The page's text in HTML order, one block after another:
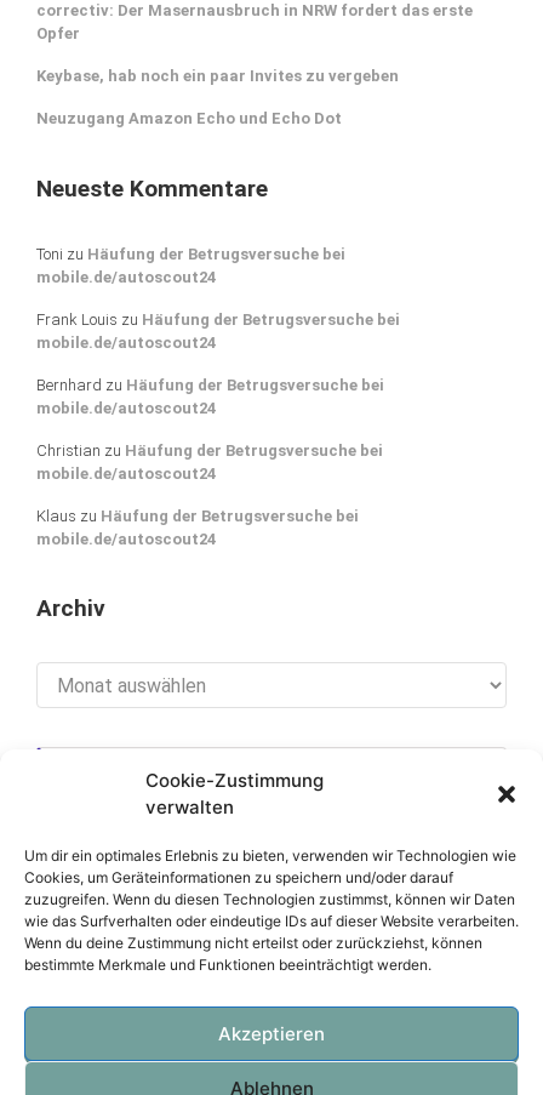
Cookie-Zustimmung
verwalten
Um dir ein optimales Erlebnis zu bieten, verwenden wir Technologien wie
Cookies, um Geräteinformationen zu speichern und/oder darauf
zuzugreifen. Wenn du diesen Technologien zustimmst, können wir Daten
wie das Surfverhalten oder eindeutige IDs auf dieser Website verarbeiten.
Wenn du deine Zustimmung nicht erteilst oder zurückziehst, können
bestimmte Merkmale und Funktionen beeinträchtigt werden.
Akzeptieren
Ablehnen
correctiv: Der Masernausbruch in NRW fordert das erste
Opfer
Keybase, hab noch ein paar Invites zu vergeben
Neuzugang Amazon Echo und Echo Dot
Neueste Kommentare
Toni zu Häufung der Betrugsversuche bei
mobile.de/autoscout24
Frank Louis zu Häufung der Betrugsversuche bei
mobile.de/autoscout24
Bernhard zu Häufung der Betrugsversuche bei
mobile.de/autoscout24
Christian zu Häufung der Betrugsversuche bei
mobile.de/autoscout24
Klaus zu Häufung der Betrugsversuche bei
mobile.de/autoscout24
Archiv
[cookies_revoke]
Über diese Seite
Datenschutzerklärung